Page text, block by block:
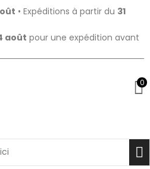
• Expéditions à partir du 31
août pour une expédition avant
0